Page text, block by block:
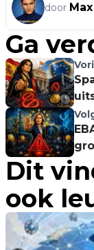
door
Ga
Dit
ook